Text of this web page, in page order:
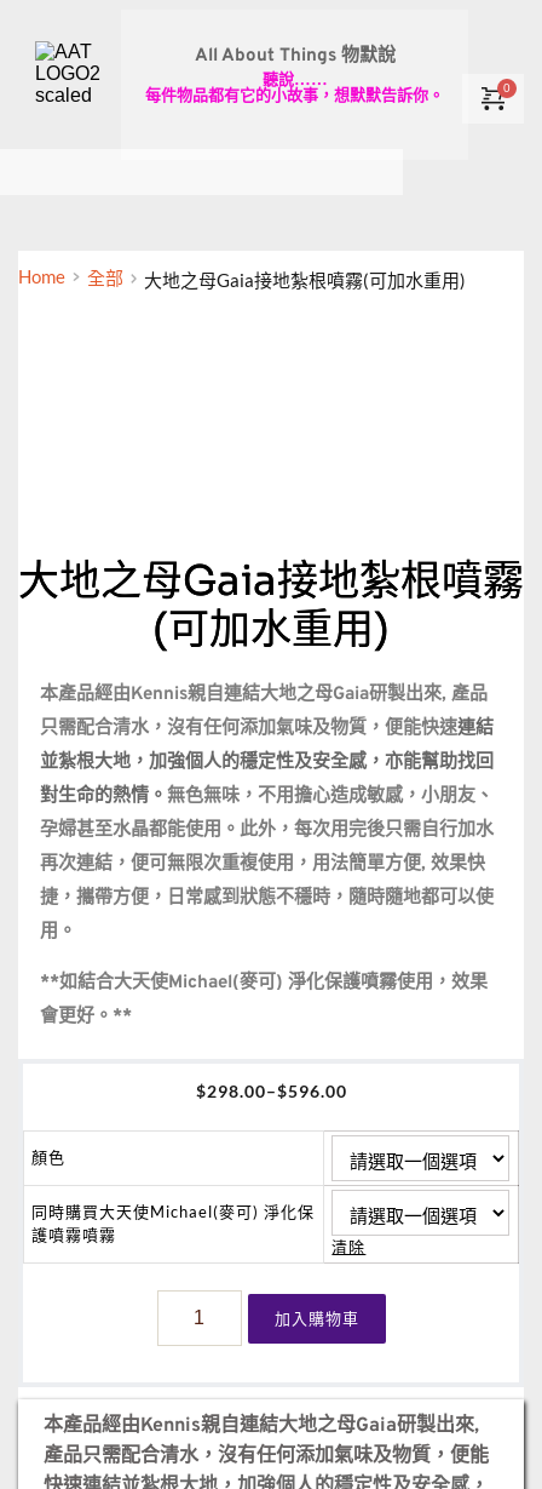
All About Things 物默說
聽說……
每件物品都有它的小故事，想默默告訴你。
Home 全部 大地之母Gaia接地紮根噴霧(可加水重用)
大地之母Gaia接地紮根噴霧
(可加水重用)
本產品經由Kennis親自連結大地之母Gaia研製出來, 產品
只需配合清水，沒有任何添加氣味及物質，便能快速連結
並紮根大地，加強個人的穩定性及安全感，亦能幫助找回
對生命的熱情。 無色無味，不用擔心造成敏感，小朋友、
孕婦甚至水晶都能使用。此外，每次用完後只需自行加水
再次連結，便可無限次重複使用，用法簡單方便, 效果快
捷，攜帶方便，日常感到狀態不穩時，隨時隨地都可以使
用。
**如結合大天使Michael(麥可) 淨化保護噴霧使用，效果
會更好。**
$298.00–$596.00
顏色
同時購買大天使Michael(麥可) 淨化保
護噴霧噴霧
清除
Gaia
接
地
加入購物車
本產品經由Kennis親自連結大地之母Gaia研製出來,
產品只需配合清水，沒有任何添加氣味及物質，便能